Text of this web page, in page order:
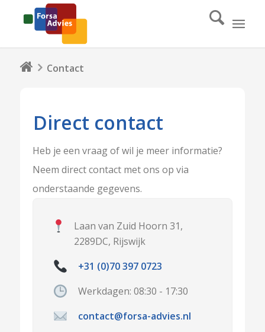
Contact
Direct contact
Heb je een vraag of wil je meer informatie?
Neem direct contact met ons op via
onderstaande gegevens.
Laan van Zuid Hoorn 31,
2289DC, Rijswijk
+31 (0)70 397 0723
Werkdagen: 08:30 - 17:30
contact@forsa-advies.nl